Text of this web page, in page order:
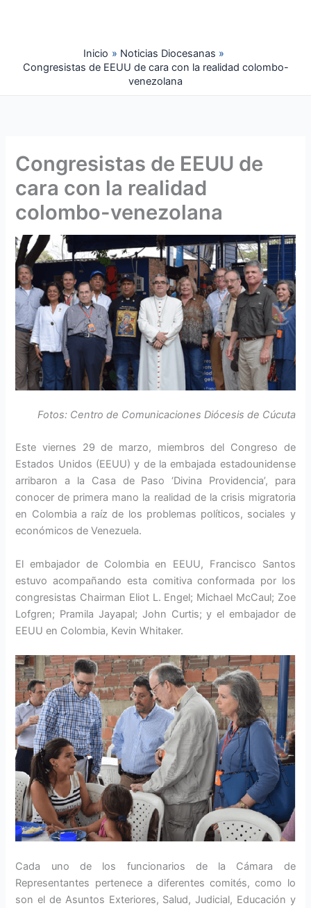
Inicio
Noticias Diocesanas
Congresistas de EEUU de cara con la realidad colombo-
venezolana
Congresistas de EEUU de
cara con la realidad
colombo-venezolana
Fotos: Centro de Comunicaciones Diócesis de Cúcuta
Este viernes 29 de marzo, miembros del Congreso de
Estados Unidos (EEUU) y de la embajada estadounidense
arribaron a la Casa de Paso ‘Divina Providencia’, para
conocer de primera mano la realidad de la crisis migratoria
en Colombia a raíz de los problemas políticos, sociales y
económicos de Venezuela.
El embajador de Colombia en EEUU, Francisco Santos
estuvo acompañando esta comitiva conformada por los
congresistas Chairman Eliot L. Engel; Michael McCaul; Zoe
Lofgren; Pramila Jayapal; John Curtis; y el embajador de
EEUU en Colombia, Kevin Whitaker.
Cada uno de los funcionarios de la Cámara de
Representantes pertenece a diferentes comités, como lo
son el de Asuntos Exteriores, Salud, Judicial, Educación y